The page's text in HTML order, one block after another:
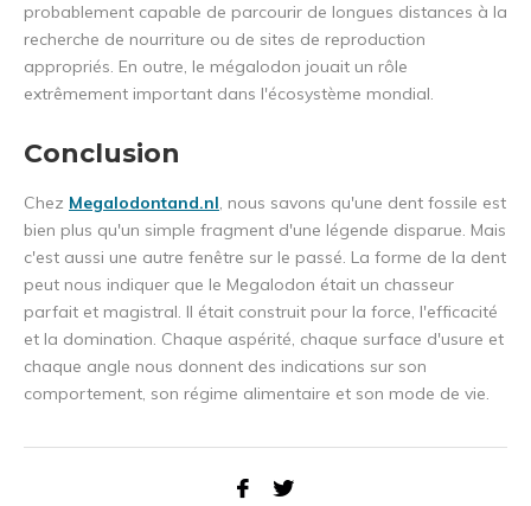
probablement capable de parcourir de longues distances à la
recherche de nourriture ou de sites de reproduction
appropriés. En outre, le mégalodon jouait un rôle
extrêmement important dans l'écosystème mondial.
Conclusion
Chez Megalodontand.nl, nous savons qu'une dent fossile est
bien plus qu'un simple fragment d'une légende disparue. Mais
c'est aussi une autre fenêtre sur le passé. La forme de la dent
peut nous indiquer que le Megalodon était un chasseur
parfait et magistral. Il était construit pour la force, l'efficacité
et la domination. Chaque aspérité, chaque surface d'usure et
chaque angle nous donnent des indications sur son
comportement, son régime alimentaire et son mode de vie.